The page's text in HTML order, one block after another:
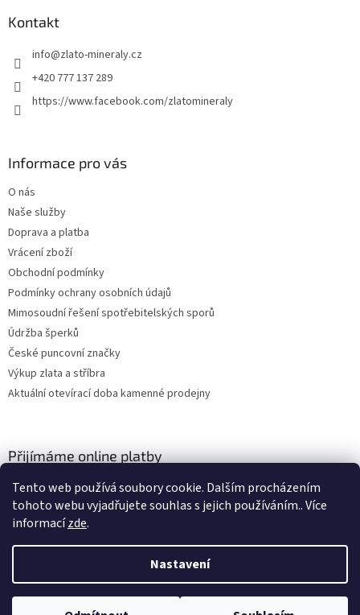
Tento web používá soubory cookie. Dalším procházením
tohoto webu vyjadřujete souhlas s jejich používáním.. Více
informacízde.
Nastavení
Kontakt
info@zlato-mineraly.cz
+420 777 137 289
https://www.facebook.com/zlatomineraly
Informace pro vás
O nás
Naše služby
Doprava a platba
Vrácení zboží
Obchodní podmínky
Podmínky ochrany osobních údajů
Mimosoudní řešení spotřebitelských sporů
Údržba šperků
České puncovní značky
Výkup zlata a stříbra
Aktuální otevírací doba kamenné prodejny
Přijímáme online platby
Vytvořil Shoptet